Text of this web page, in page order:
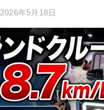
2026年5月18日